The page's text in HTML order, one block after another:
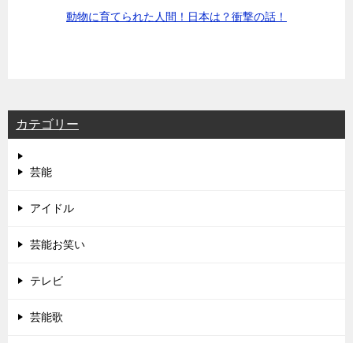
動物に育てられた人間！日本は？衝撃の話！
カテゴリー
芸能
アイドル
芸能お笑い
テレビ
芸能歌